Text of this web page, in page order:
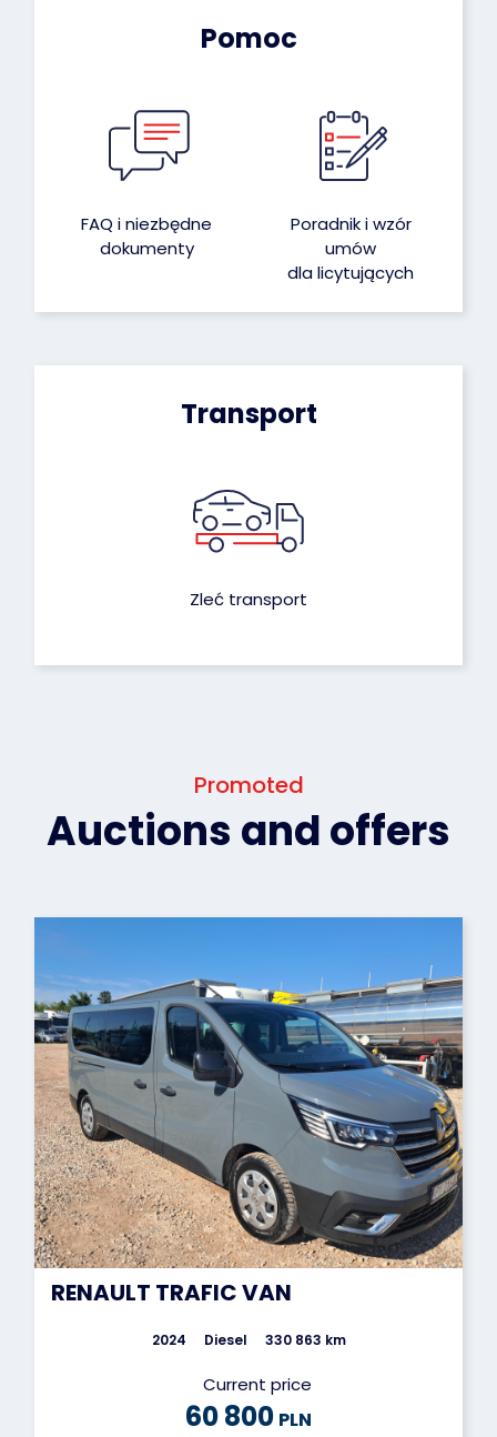
Pomoc
FAQ i niezbędne
dokumenty
Poradnik i wzór
umów
dla licytujących
Transport
Zleć transport
Promoted
Auctions and offers
RENAULT TRAFIC VAN
2024 Diesel 330 863 km
Current price
60 800 PLN